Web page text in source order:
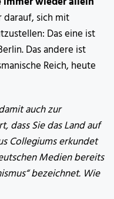
darauf, sich mit
Das eine ist
Das andere ist
Reich, heute
auch zur
dass Sie das Land auf
Collegiums erkundet
Medien bereits
bezeichnet. Wie